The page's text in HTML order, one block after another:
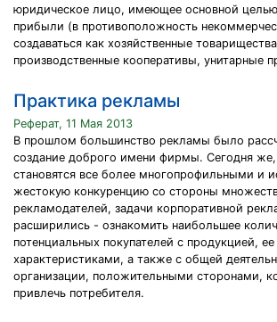
юридическое лицо, имеющее основной целью
прибыли (в противоположность
создаваться как хозяйственные
производственные кооперативы, унитарные
Практика рекламы
Реферат, 11 Мая 2013
В прошлом большинство рекламы было
создание доброго имени фирмы. Сегодня
становятся все более многопрофильными и
жестокую конкуренцию со стороны
рекламодателей, задачи корпоративной
расширились - ознакомить наибольшее
потенциальных покупателей с продукцией, ее
характеристиками, а также с общей
организации, положительными сторонами,
привлечь потребителя.